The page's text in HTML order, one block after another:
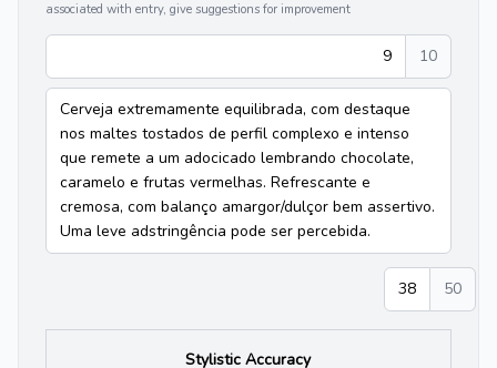
associated with entry, give suggestions for improvement
9 10
Cerveja extremamente equilibrada, com destaque
nos maltes tostados de perfil complexo e intenso
que remete a um adocicado lembrando chocolate,
caramelo e frutas vermelhas. Refrescante e
cremosa, com balanço amargor/dulçor bem assertivo.
Uma leve adstringência pode ser percebida.
38 50
Stylistic Accuracy